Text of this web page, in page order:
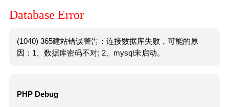
Database Error
(1040) 365建站错误警告：连接数据库失败，可能的原
因：1、数据库密码不对; 2、mysql未启动。
PHP Debug